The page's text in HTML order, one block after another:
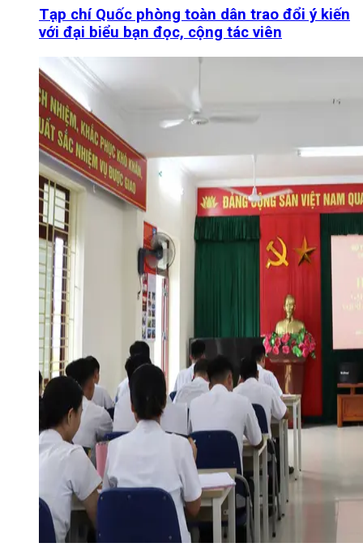
Tạp chí Quốc phòng toàn dân trao đổi ý kiến
với đại biểu bạn đọc, cộng tác viên